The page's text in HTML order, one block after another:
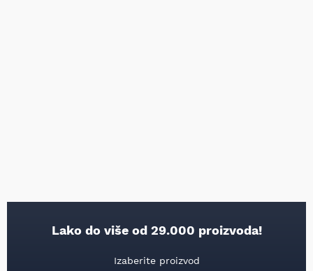
Lako do više od 29.000 proizvoda!
Izaberite proizvod